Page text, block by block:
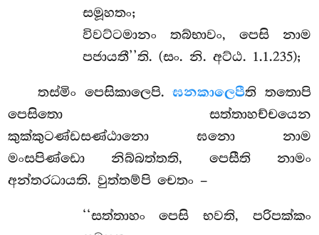
සමූහතං;
විවට්ටමානං තබ්භාවං, පෙසි නාම
පජායතී’’ති. (සං. නි. අට්ඨ. 1.1.235);
තස්මිං පෙසිකාලෙපි.ඝනකාලෙපීති තතොපි
පෙසිතො සත්තාහච්චයෙන
කුක්කුටණ්ඩසණ්ඨානො ඝනො නාම
මංසපිණ්ඩො නිබ්බත්තති, පෙසීති නාමං
අන්තරධායති. වුත්තම්පි චෙතං –
‘‘සත්තාහංපෙසි භවති, පරිපක්කං